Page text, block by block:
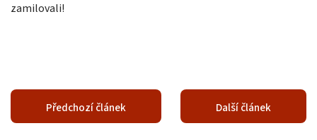
zamilovali!
Předchozí článek Další článek